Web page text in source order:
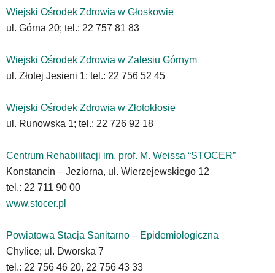
Wiejski Ośrodek Zdrowia w Głoskowie
ul. Górna 20; tel.: 22 757 81 83
Wiejski Ośrodek Zdrowia w Zalesiu Górnym
ul. Złotej Jesieni 1; tel.: 22 756 52 45
Wiejski Ośrodek Zdrowia w Złotokłosie
ul. Runowska 1; tel.: 22 726 92 18
Centrum Rehabilitacji im. prof. M. Weissa “STOCER”
Konstancin – Jeziorna, ul. Wierzejewskiego 12
tel.: 22 711 90 00
www.stocer.pl
Powiatowa Stacja Sanitarno – Epidemiologiczna
Chylice; ul. Dworska 7
tel.: 22 756 46 20, 22 756 43 33